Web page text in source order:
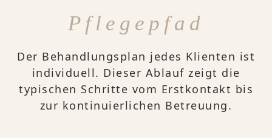
Pflegepfad
Der Behandlungsplan jedes Klienten ist
individuell. Dieser Ablauf zeigt die
typischen Schritte vom Erstkontakt bis
zur kontinuierlichen Betreuung.